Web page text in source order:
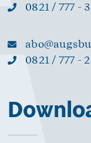
0821 / 777 -
0821 / 777 -